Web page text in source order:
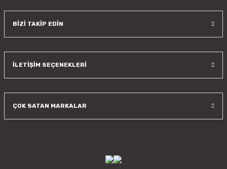
BİZİ TAKİP EDİN
İLETİŞİM SEÇENEKLERİ
ÇOK SATAN MARKALAR